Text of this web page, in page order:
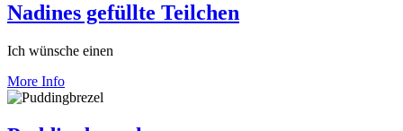
Nadines gefüllte Teilchen
Ich wünsche einen
More Info